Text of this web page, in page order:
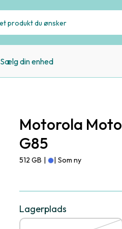
Sælg din enhed
Motorola Moto
G85
512 GB | | Som ny
Lagerplads